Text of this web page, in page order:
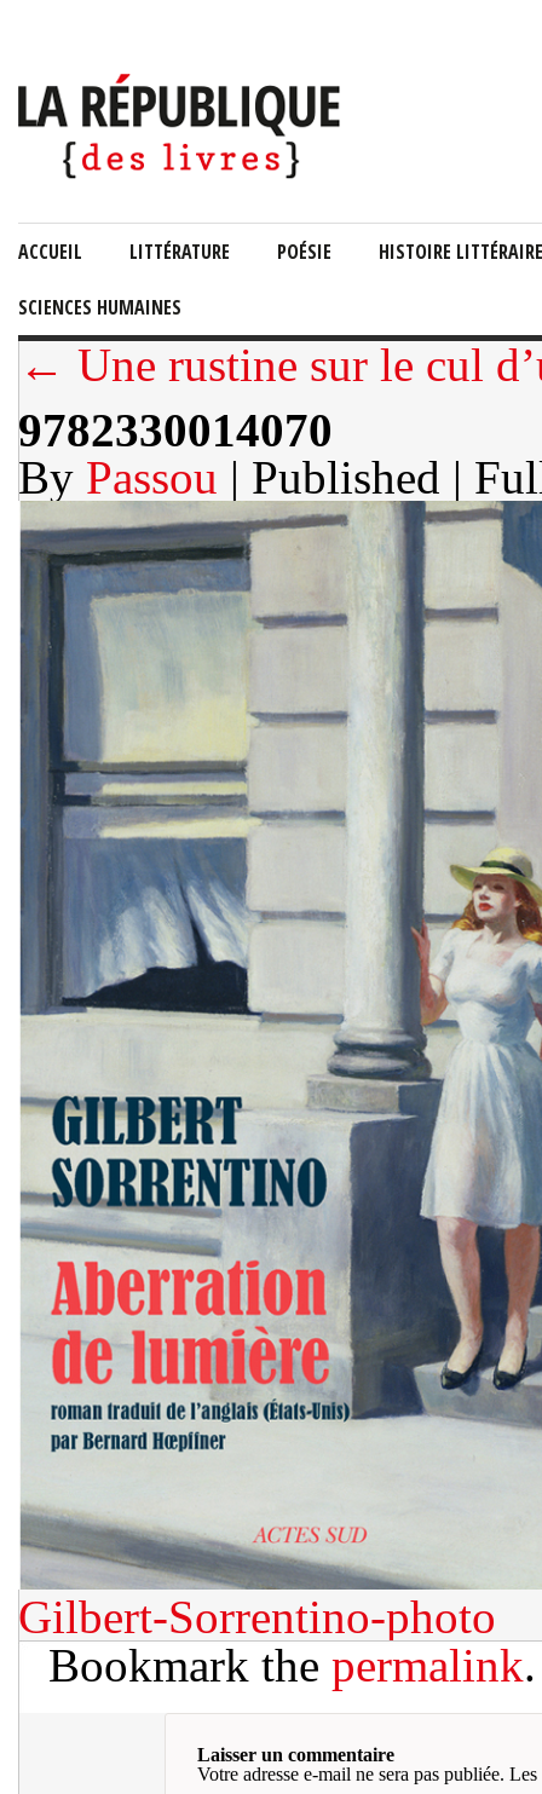
ACCUEIL LITTÉRATURE POÉSIE HISTOIRE LITTÉRAIRE
SCIENCES HUMAINES
← Une rustine sur le cul
9782330014070
By Passou | Published |
Gilbert-Sorrentino-photo
Bookmark the permalink.
Laisser un commentaire
Votre adresse e-mail ne sera pas publiée. Les